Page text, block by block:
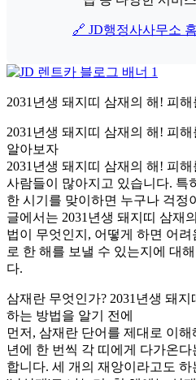
🔗 JD행정사사무소
2031년생 돼지띠 삼재의 해! 피
2031년생 돼지띠 삼재의 해! 피
알아보자
2031년생 돼지띠 삼재의 해! 피
사람들이 많아지고 있습니다. 특
한 시기를 맞이하면 누구나 걱정
글에서는 2031년생 돼지띠 삼재
법이 무엇인지, 어떻게 하면 어
로 한 해를 보낼 수 있는지에 대
다.
삼재란 무엇인가? 2031년생 돼
하는 방법을 알기 전에
먼저, 삼재란 단어를 제대로 이
년에 한 번씩 각 띠에게 다가온
합니다. 세 개의 재앙이라고도